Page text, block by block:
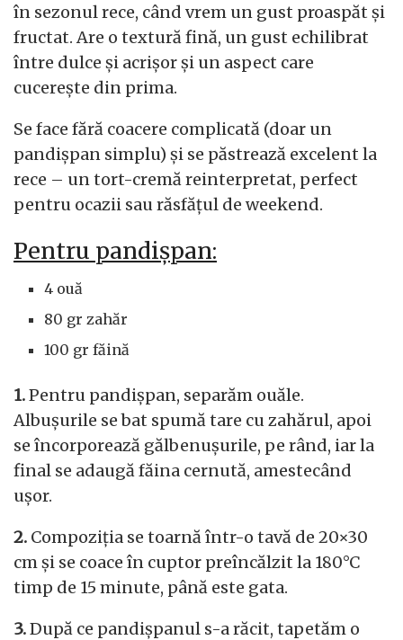
în sezonul rece, când vrem un gust proaspăt și
fructat. Are o textură fină, un gust echilibrat
între dulce și acrișor și un aspect care
cucerește din prima.
Se face fără coacere complicată (doar un
pandișpan simplu) și se păstrează excelent la
rece – un tort-cremă reinterpretat, perfect
pentru ocazii sau răsfățul de weekend.
Pentru pandișpan:
4 ouă
80 gr zahăr
100 gr făină
1.Pentru pandișpan, separăm ouăle.
Albușurile se bat spumă tare cu zahărul, apoi
se încorporează gălbenușurile, pe rând, iar la
final se adaugă făina cernută, amestecând
ușor.
2. Compoziția se toarnă într-o tavă de 20×30
cm și se coace în cuptor preîncălzit la 180°C
timp de 15 minute, până este gata.
3.După ce pandișpanul s-a răcit, tapetăm o